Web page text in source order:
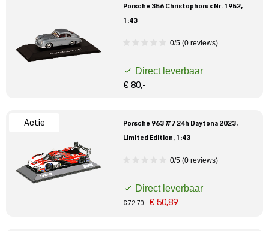
Porsche 356 Christophorus Nr. 1952,
1:43
0/5 (0 reviews)
Direct leverbaar
€ 80,-
Actie
Porsche 963 #7 24h Daytona 2023,
Limited Edition, 1:43
0/5 (0 reviews)
Direct leverbaar
€ 72,70 € 50,89